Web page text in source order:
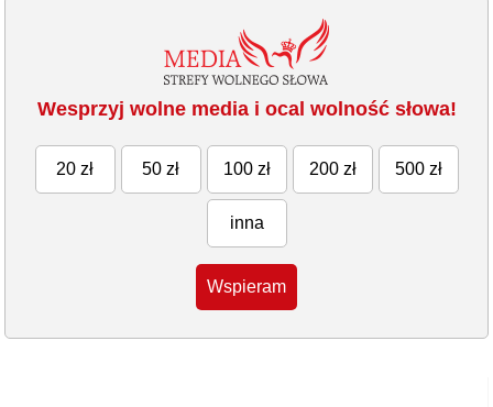
Wesprzyj wolne media i ocal wolność słowa!
20 zł 50 zł 100 zł 200 zł 500 zł
inna
Wspieram